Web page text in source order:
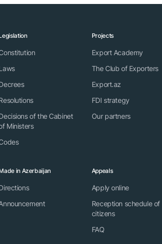
of the Cabinet
Ministers
Projects
Export Academy
The Club of Exporters
Export.az
FDI strategy
Our partners
in Azerbaijan Appeals
Apply online
Reception schedule of
citizens
FAQ